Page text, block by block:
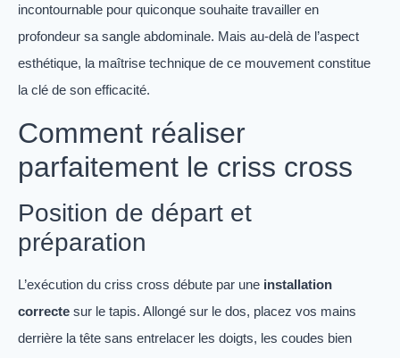
incontournable pour quiconque souhaite travailler en
profondeur sa sangle abdominale. Mais au-delà de l’aspect
esthétique, la maîtrise technique de ce mouvement constitue
la clé de son efficacité.
Comment réaliser
parfaitement le criss cross
Position de départ et
préparation
L’exécution du criss cross débute par une installation
correcte sur le tapis. Allongé sur le dos, placez vos mains
derrière la tête sans entrelacer les doigts, les coudes bien